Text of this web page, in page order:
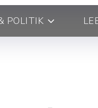
POLITIK